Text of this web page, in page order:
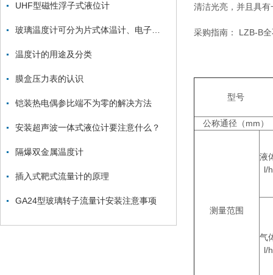
UHF型磁性浮子式液位计
温度计的用途及分类
膜盒压力表的认识
铠装热电偶参比端不为零的解决方法
安装超声波一体式液位计要注意什么？
隔爆双金属温度计
插入式靶式流量计的原理
GA24型玻璃转子流量计安装注意事项
清洁光亮，并且具
采购指南： LZB-B
型号
公称通径（mm）
测量范围
液
l/h
气
l/h